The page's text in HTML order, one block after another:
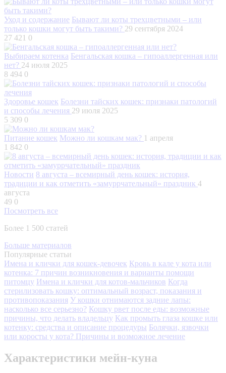
Уход и содержание Бывают ли коты трехцветными – или
только кошки могут быть такими? 29 сентября 2024
27 421 0
Выбираем котенка Бенгальская кошка – гипоаллергенная или
нет? 24 июля 2025
8 494 0
Здоровье кошек Болезни тайских кошек: признаки патологий
и способы лечения 29 июля 2025
5 309 0
Питание кошек Можно ли кошкам мак? 1 апреля
1 842 0
Новости 8 августа – всемирный день кошек: история,
традиции и как отметить «замуррчательный» праздник 4
августа
49 0
Посмотреть все
Более 1 500 статей
Больше материалов
Популярные статьи
Имена и клички для кошек-девочек Кровь в кале у кота или
котенка: 7 причин возникновения и варианты помощи
питомцу Имена и клички для котов-мальчиков Когда
стерилизовать кошку: оптимальный возраст, показания и
противопоказания У кошки отнимаются задние лапы:
насколько все серьезно? Кошку рвет после еды: возможные
причины, что делать владельцу Как промыть глаза кошке или
котенку: средства и описание процедуры Болячки, язвочки
или коросты у кота? Причины и возможное лечение
Характеристики мейн-куна